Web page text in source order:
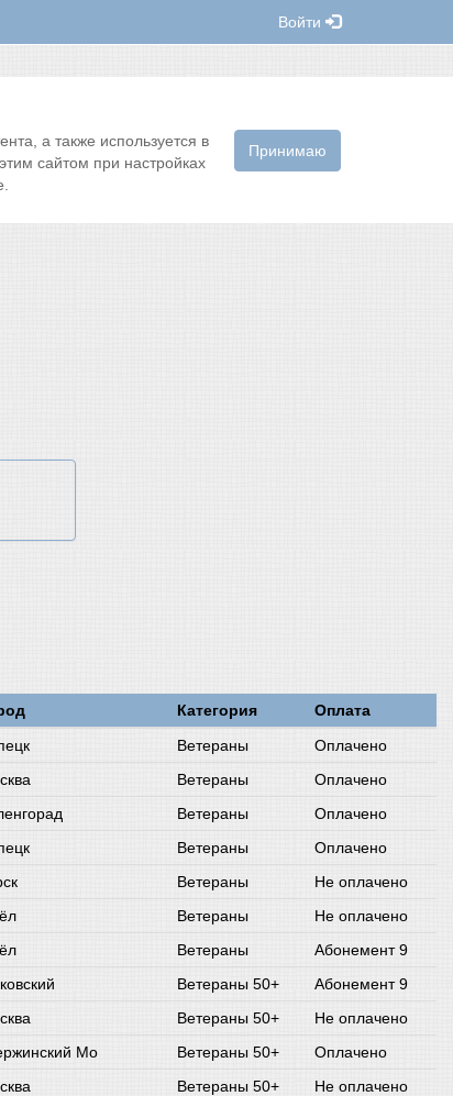
Войти
Принимаю
а также используется в
сайтом при настройках
Категория
Оплата
Ветераны
Оплачено
Ветераны
Оплачено
Ветераны
Оплачено
Ветераны
Оплачено
Ветераны
Не оплачено
Ветераны
Не оплачено
Ветераны
Абонемент 9
Ветераны 50+
Абонемент 9
Ветераны 50+
Не оплачено
Мо Ветераны 50+
Оплачено
Ветераны 50+
Не оплачено